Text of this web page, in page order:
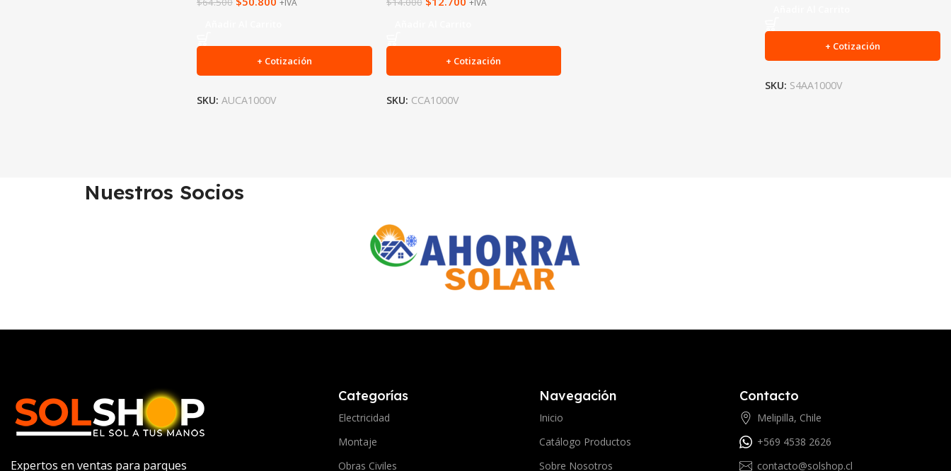
+ Cotización
SKU: AUCA1000V
+ Cotización
SKU: CCA1000V
+ Cotización
SKU: S4AA1000V
Nuestros Socios
Expertos en ventas para parques
Categorías
Electricidad
Montaje
Obras Civiles
Navegación
Inicio
Catálogo Productos
Sobre Nosotros
Contacto
Melipilla, Chile
+569 4538 2626
contacto@solshop.cl